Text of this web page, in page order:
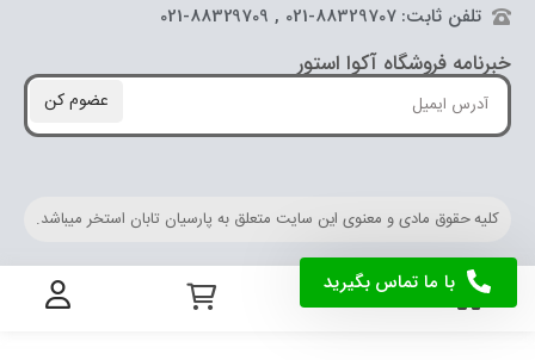
تلفن ثابت: 88329707-021 , 88329709-021
خبرنامه فروشگاه آکوا استور
عضوم کن
کلیه حقوق مادی و معنوی این سایت متعلق به پارسیان تابان استخر میباشد.
با ما تماس بگیرید